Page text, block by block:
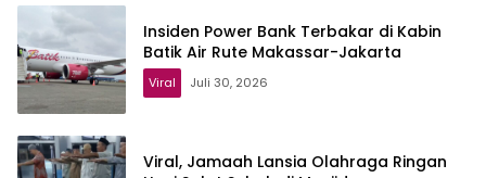
Insiden Power Bank Terbakar di Kabin
Batik Air Rute Makassar-Jakarta
Viral Juli 30, 2026
Viral, Jamaah Lansia Olahraga Ringan